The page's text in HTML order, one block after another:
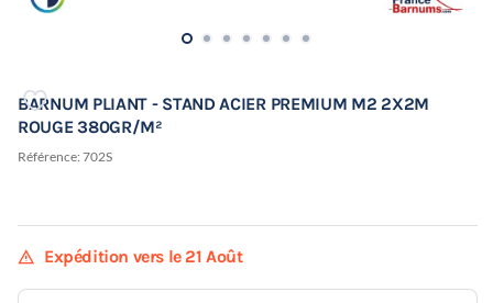
BARNUM PLIANT - STAND ACIER PREMIUM M2 2X2M
ROUGE 380GR/M²
Référence: 702S
warning Expédition vers le 21 Août